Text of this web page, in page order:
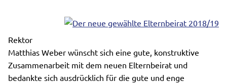
Rektor
Matthias Weber wünscht sich eine gute, konstruktive
Zusammenarbeit mit dem neuen Elternbeirat und
bedankte sich ausdrücklich für die gute und enge